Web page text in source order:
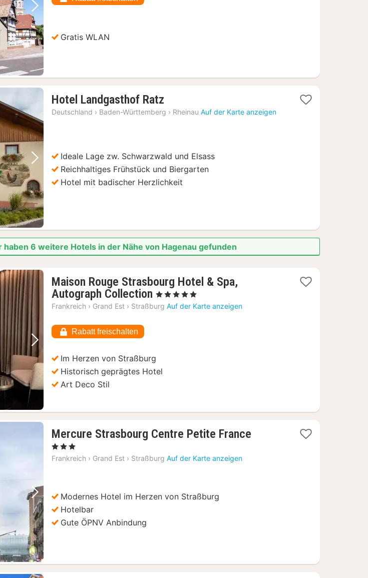
Nächstes Bild
Gratis WLAN
Nächstes Bild
Hotel Landgasthof Ratz
Nacht
Deutschland › Baden-Württemberg › Rheinau Auf der Karte anzeigen
Ideale Lage zw. Schwarzwald und Elsass
Reichhaltiges Frühstück und Biergarten
Hotel mit badischer Herzlichkeit
haben 6 weitere Hotels in der Nähe von Hagenau gefunden
Nächstes Bild
Maison Rouge Strasbourg Hotel & Spa,
Autograph Collection 1
Nacht
, 5 Sterne
Frankreich › Grand Est › Straßburg Auf der Karte anzeigen
Rabatt freischalten
Im Herzen von Straßburg
Historisch geprägtes Hotel
Art Deco Stil
Nächstes Bild
Mercure Strasbourg Centre Petite France
, 3 Sterne
Frankreich › Grand Est › Straßburg Auf der Karte anzeigen
Modernes Hotel im Herzen von Straßburg
Hotelbar
Gute ÖPNV Anbindung